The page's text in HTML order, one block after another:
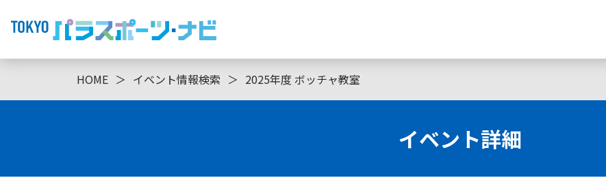
HOME ＞ イベント情報検索 ＞ 2025年度 ボッチャ教室
イベント詳細